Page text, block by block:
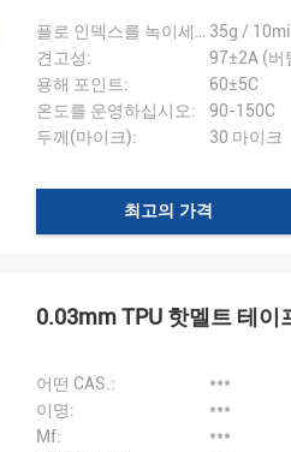
35g /
견고성:
97±2A (버
용해 포인트:
60±5C
온도를 운영하십시오:
90-150C
두께(마이크):
30 마이크
최고의 가격
0.03mm TPU 핫멜트 테이
어떤 CAS.:
***
이명:
***
Mf:
***